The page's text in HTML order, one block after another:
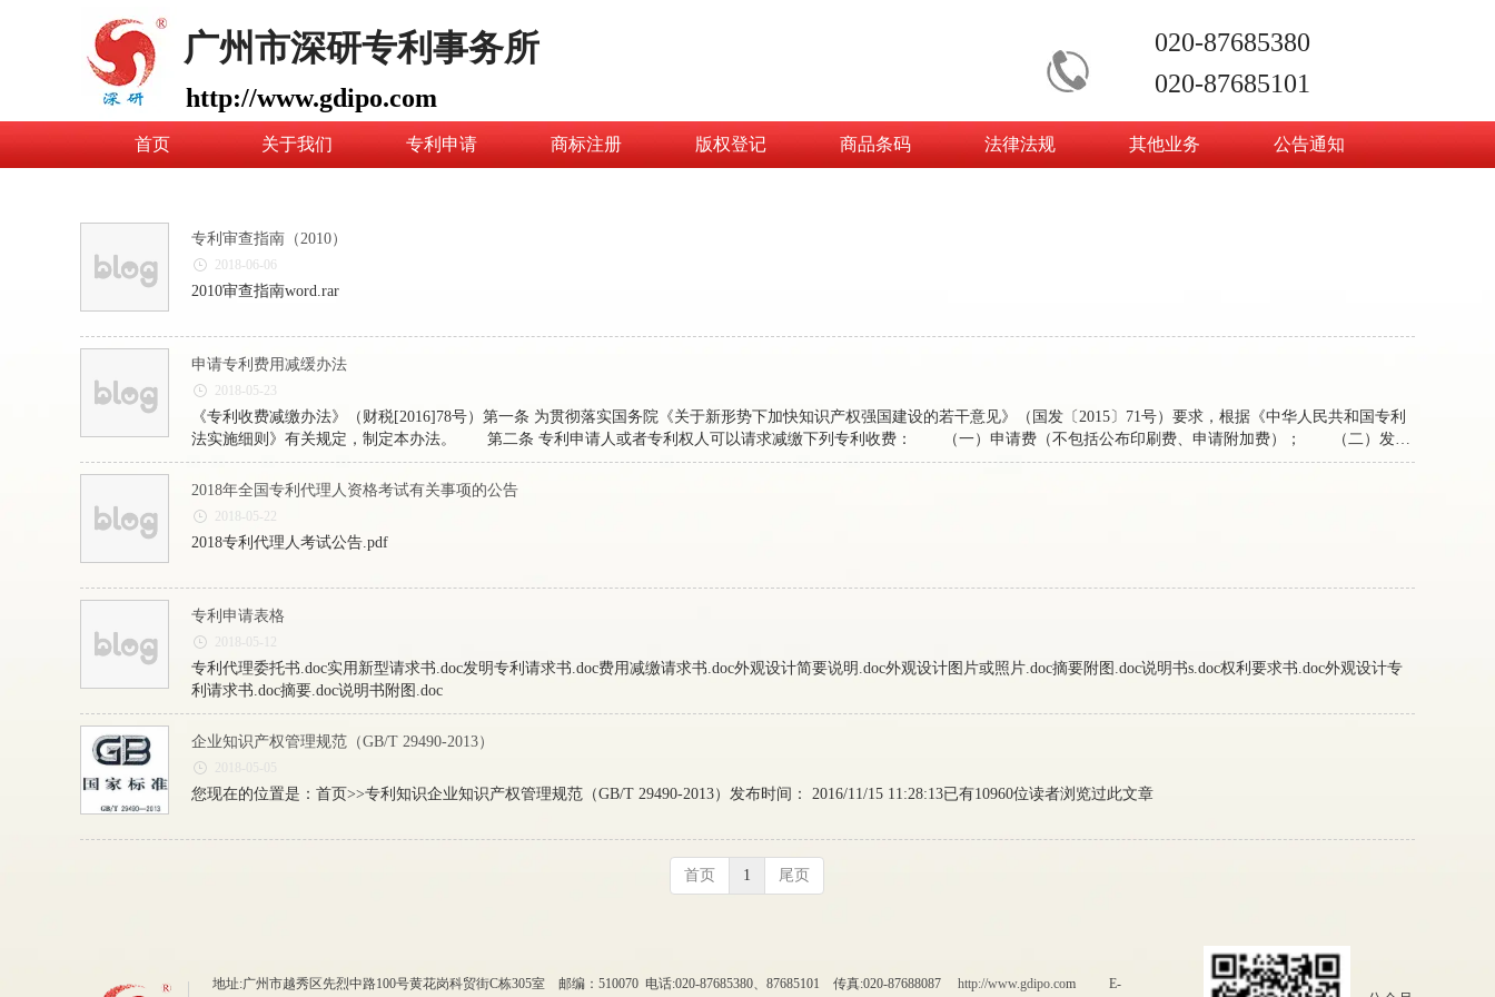
广州市深研专利事务所
http://www.gdipo.com
020-87685380
020-87685101
首页 关于我们 专利申请 商标注册 版权登记 商品条码 法律法规 其他业务 公告通知
专利审查指南（2010）
2018-06-06
2010审查指南word.rar
申请专利费用减缓办法
2018-05-23
《专利收费减缴办法》（财税[2016]78号）第一条 为贯彻落实国务院《关于新形势下加快知识产权强国建设的若干意见》（国发〔2015〕71号）要求，根据《中华人民共和国专利
法实施细则》有关规定，制定本办法。 第二条 专利申请人或者专利权人可以请求减缴下列专利收费： （一）申请费（不包括公布印刷费、申请附加费）； （二）发明
专利申请实质审查费； （三）年费（自授予专利权当年起六年内的年费）；...
2018年全国专利代理人资格考试有关事项的公告
2018-05-22
2018专利代理人考试公告.pdf
专利申请表格
2018-05-12
专利代理委托书.doc实用新型请求书.doc发明专利请求书.doc费用减缴请求书.doc外观设计简要说明.doc外观设计图片或照片.doc摘要附图.doc说明书s.doc权利要求书.doc外观设计专
利请求书.doc摘要.doc说明书附图.doc
企业知识产权管理规范（GB/T 29490-2013）
您现在的位置是：首页>>专利知识企业知识产权管理规范（GB/T 29490-2013）发布时间： 2016/11/15 11:28:13已有10960位读者浏览过此文章
首页 1 尾页
地址:广州市越秀区先烈中路100号黄花岗科贸街C栋305室 邮编：510070 电话:020-87685380、87685101 传真:020-87688087 http://www.gdipo.com E-